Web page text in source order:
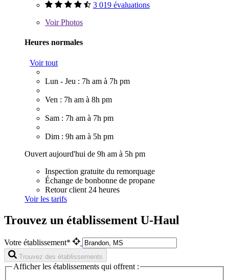
3 019 évaluations
VoirPhotos
Heures normales
Voir tout
Lun - Jeu : 7h am à 7h pm
Ven : 7h am à 8h pm
Sam : 7h am à 7h pm
Dim : 9h am à 5h pm
Ouvert aujourd'hui de 9h am à 5h pm
Inspection gratuite du remorquage
Échange de bonbonne de propane
Retour client 24 heures
Voir les tarifs
Trouvez un établissement U-Haul
Votre établissement*
Trouvez des établissements
Afficher les établissements qui offrent :